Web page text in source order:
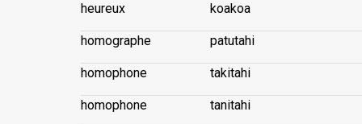
heureux koakoa
homographe patutahi
homophone takitahi
homophone tanitahi